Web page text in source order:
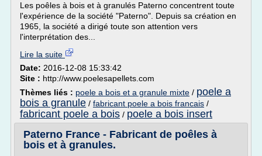
Les poêles à bois et à granulés Paterno concentrent toute
l'expérience de la société "Paterno". Depuis sa création en
1965, la société a dirigé toute son attention vers
l'interprétation des...
Lire la suite
Date: 2016-12-08 15:33:42
Site : http://www.poelesapellets.com
Thèmes liés : poele a bois et a granule mixte / poele a
bois a granule / fabricant poele a bois francais /
fabricant poele a bois / poele a bois insert
Paterno France - Fabricant de poêles à
bois et à granules.